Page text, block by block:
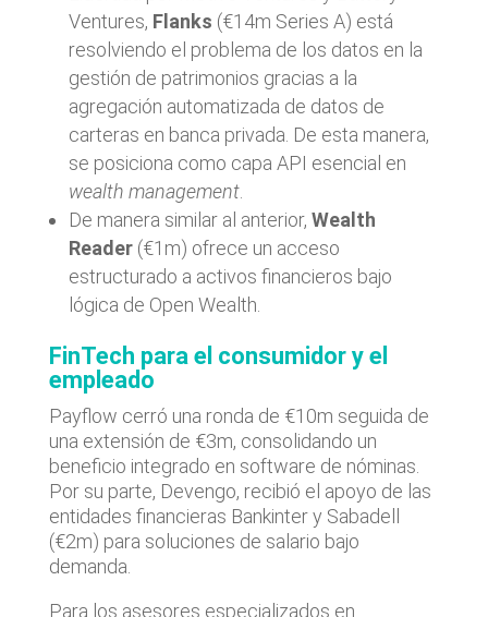
Ventures, Flanks (€14m Series A) está
resolviendo el problema de los datos en la
gestión de patrimonios gracias a la
agregación automatizada de datos de
carteras en banca privada. De esta manera,
se posiciona como capa API esencial en
wealth management.
De manera similar al anterior, Wealth
Reader(€1m) ofrece un acceso
estructurado a activos financieros bajo
lógica de Open Wealth.
FinTech para el consumidor y el
empleado
Payflow cerró una ronda de €10m seguida de
una extensión de €3m, consolidando un
beneficio integrado en software de nóminas.
Por su parte, Devengo, recibió el apoyo de las
entidades financieras Bankinter y Sabadell
(€2m) para soluciones de salario bajo
demanda.
Para los asesores especializados en